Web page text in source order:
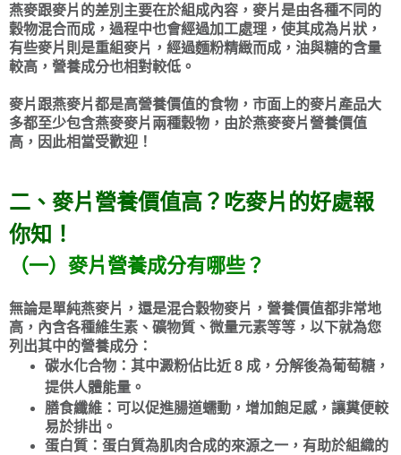
燕麥跟麥片的差別主要在於組成內容，麥片是由各種不同的
穀物混合而成，過程中也會經過加工處理，使其成為片狀，
有些麥片則是重組麥片，經過麵粉精緻而成，油與糖的含量
較高，營養成分也相對較低。
麥片跟燕麥片都是高營養價值的食物，市面上的麥片產品大
多都至少包含燕麥麥片兩種穀物，由於燕麥麥片營養價值
高，因此相當受歡迎！
二、 麥片營養價值高？吃麥片的好處報
你知！
（一）麥片營養成分有哪些？
無論是單純燕麥片，還是混合穀物麥片，營養價值都非常地
高， 內含各種維生素、礦物質、微量元素等等，以下就為您
列出其中的營養成分：
碳水化合物：其中澱粉佔比近 8 成，分解後為葡萄糖，
提供人體能量。
膳食纖維：可以促進腸道蠕動，增加飽足感，讓糞便較
易於排出。
蛋白質：蛋白質為肌肉合成的來源之一，有助於組織的